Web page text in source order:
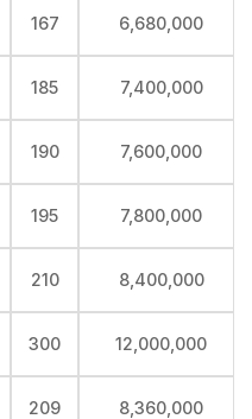
167 6,680,000
185 7,400,000
190 7,600,000
195 7,800,000
210 8,400,000
300 12,000,000
209 8,360,000